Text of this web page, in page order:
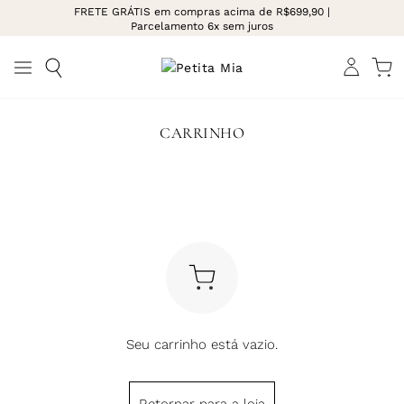
FRETE GRÁTIS em compras acima de R$699,90 |
Parcelamento 6x sem juros
CARRINHO
Seu carrinho está vazio.